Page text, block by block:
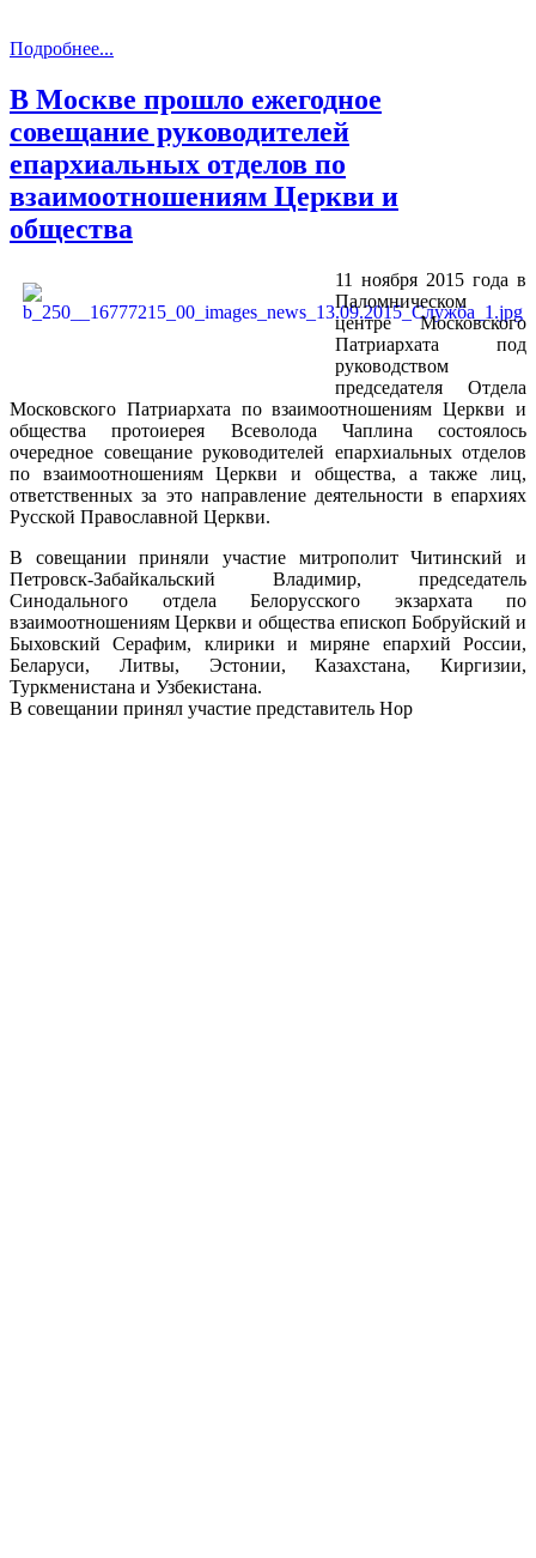
Подробнее...
В Москве прошло ежегодное
совещание руководителей
епархиальных отделов по
взаимоотношениям Церкви и
общества
11 ноября 2015 года в
Паломническом
центре Московского
Патриархата под
руководством
председателя Отдела
Московского Патриархата по взаимоотношениям Церкви и
общества протоиерея Всеволода Чаплина состоялось
очередное совещание руководителей епархиальных отделов
по взаимоотношениям Церкви и общества, а также лиц,
ответственных за это направление деятельности в епархиях
Русской Православной Церкви.
В совещании приняли участие митрополит Читинский и
Петровск-Забайкальский Владимир, председатель
Синодального отдела Белорусского экзархата по
взаимоотношениям Церкви и общества епископ Бобруйский и
Быховский Серафим, клирики и миряне епархий России,
Беларуси, Литвы, Эстонии, Казахстана, Киргизии,
Туркменистана и Узбекистана.
В совещании принял участие представитель Нор